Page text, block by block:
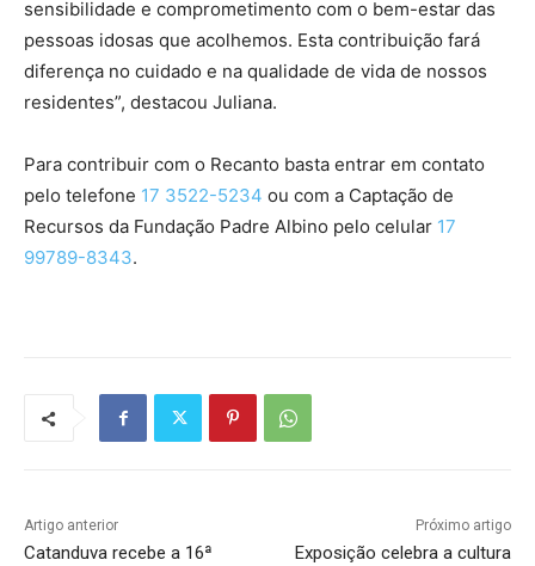
sensibilidade e comprometimento com o bem-estar das
pessoas idosas que acolhemos. Esta contribuição fará
diferença no cuidado e na qualidade de vida de nossos
residentes”, destacou Juliana.
Para contribuir com o Recanto basta entrar em contato
pelo telefone 17 3522-5234 ou com a Captação de
Recursos da Fundação Padre Albino pelo celular 17
99789-8343.
Artigo anterior
Catanduva recebe a 16ª
Próximo artigo
Exposição celebra a cultura